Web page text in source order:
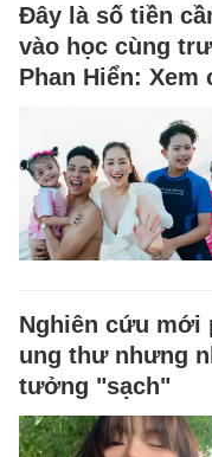
Đây là số tiền
vào học cùng
Phan Hiển:
Nghiên cứu mới
ung thư nhưng
tưởng "sạch"